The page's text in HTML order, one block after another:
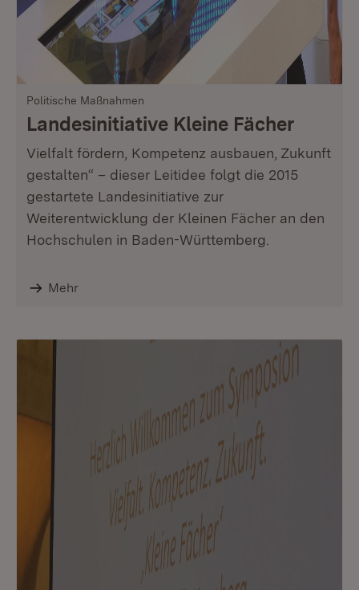
Politische Maßnahmen
Landesinitiative Kleine Fächer
Vielfalt fördern, Kompetenz ausbauen, Zukunft
gestalten“ – dieser Leitidee folgt die 2015
gestartete Landesinitiative zur
Weiterentwicklung der Kleinen Fächer an den
Hochschulen in Baden-Württemberg.
Mehr